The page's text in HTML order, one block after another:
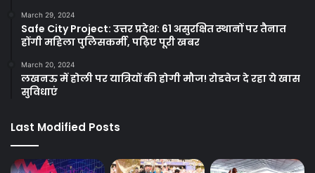
March 29, 2024
Safe City Project: उत्तर प्रदेश: 61 असुरक्षित स्थानों पर तैनात
होंगी महिला पुलिसकर्मी, पढ़िए पूरी खबर
March 20, 2024
लखनऊ में होली पर यात्रियों की होगी मौज! रोडवेज दे रहा ये खास
सुविधाएं
Last Modified Posts